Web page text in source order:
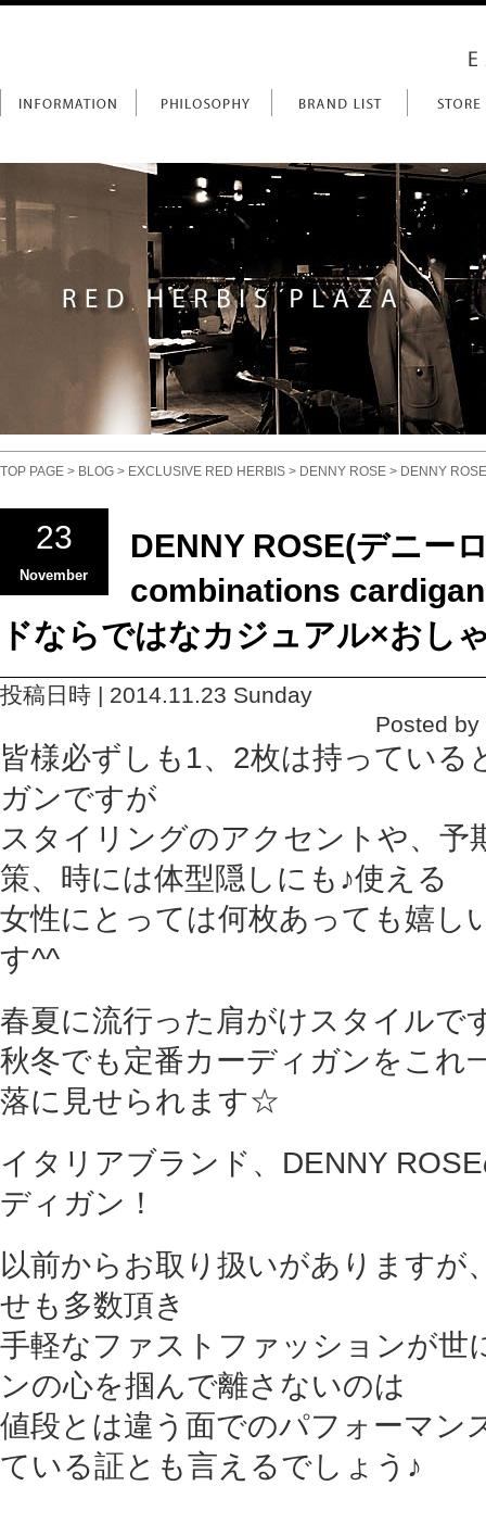
TOP PAGE > BLOG > EXCLUSIVE RED HERBIS > DENNY ROSE > DENNY
23
November
DENNY ROSE(デニ
combinations
ドならではなカジュアル×おし
投稿日時 | 2014.11.23 Sunday
Posted by
皆様必ずしも1、2枚は持っている
ガンですが
スタイリングのアクセントや、予
策、時には体型隠しにも♪使える
女性にとっては何枚あっても嬉し
す^^
春夏に流行った肩がけスタイルで
秋冬でも定番カーディガンをこれ
落に見せられます☆
イタリアブランド、DENNY
ディガン！
以前からお取り扱いがありますが
せも多数頂き
手軽なファストファッションが世
ンの心を掴んで離さないのは
値段とは違う面でのパフォーマン
ている証とも言えるでしょう♪